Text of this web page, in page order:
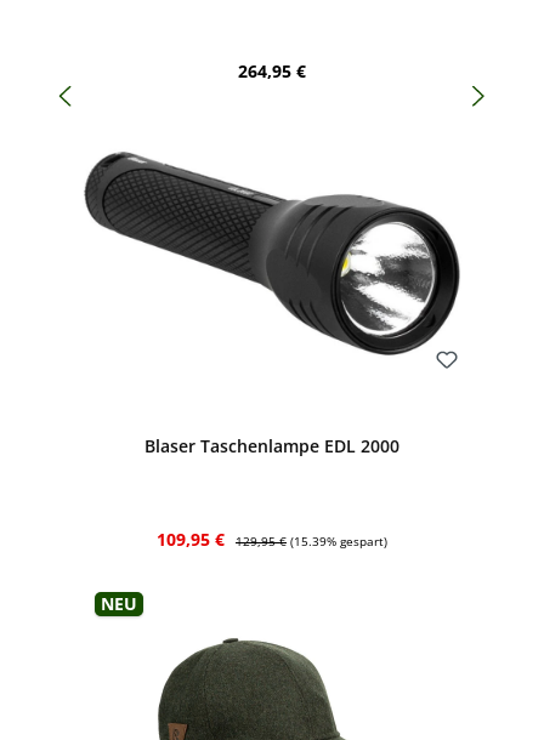
Regulärer Preis:
264,95 €
Blaser Taschenlampe EDL 2000
Verkaufspreis:
109,95 € Regulärer Preis:
129,95 € (15.39% gespart)
Neu